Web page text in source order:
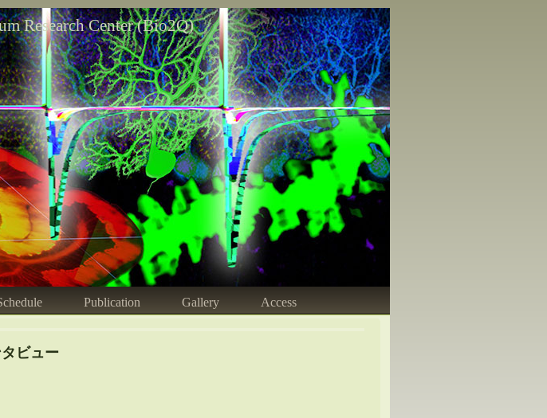
Research Center (Bio2Q)
Publication Gallery Access
タビュー